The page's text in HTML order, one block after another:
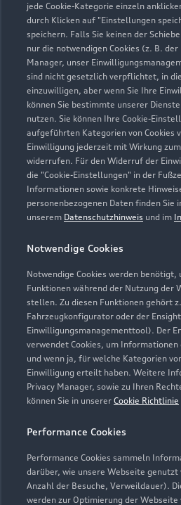
jede Cookie-Kategorie einzeln
durch Klicken auf "Einstellungen
speichern. Falls Sie keinen der
nur die notwendigen Cookies (z. B. der
Manager, unser
sind nicht gesetzlich verpflichtet, in
einzuwilligen, aber wenn Sie Ihre
können Sie bestimmte unserer
nutzen. Sie können Ihre Cookie-
aufgeführten Kategorien von Cookies
Einwilligung jederzeit mit Wirkung
widerrufen. Für den Widerruf der
die "Cookie-Einstellungen" in der
Informationen sowie konkrete
personenbezogenen Daten finden Sie
unserem Datenschutzhinweis und im
Notwendige Cookies
Notwendige Cookies werden benötigt,
Funktionen während der Nutzung der
stellen. Zu diesen Funktionen gehört
Fahrzeugkonfigurator oder der
Einwilligungsmanagementtool). Der
verwendet Cookies, um
und wenn ja, für welche Kategorien
Einwilligung erteilt haben. Weitere
Privacy Manager, sowie zu Ihren
können Sie in unserer Cookie Richtlinie
Performance Cookies
Performance Cookies sammeln
darüber, wie unsere Webseite genutzt
Anzahl der Besuche, Verweildauer).
werden zur Optimierung der Webseite
Ein Angebot der Audi Leasing,
Volkswagen Leasing GmbH,
Braunschweig, für Privatkunden
Einzelabnehmer.
Diese Leistung umfasst den
Übernahme der Kosten bis zu 35
Mietwagen). Der Partner
Ersatzmobilität. Die
Zusammenhang mit Leistungen,
abgedeckt werden. Sie wird für
Inspektion gewährt.
Dieses Angebot ergänzt die in den
Dienstleistung Inspektion und
Zweigniederlassung der
Braunschweig. Nur für Audi
Mietfahrzeuge mit einer Audi
Fahrzeugalter von 24 Monaten
Gesamtfahrleistung (Stichtag:
neuen Gebrauchtwagenkunden).
Einzelabnehmer sowie ausge
Junge Gebrauchtwagen sind
(AMF) oder Audi
einem Fahrzeugalter von max. 24
werden. Ausgenommen hiervon
Mietfahrzeuge der Marke Audi, die
externe Mietwagengesellschaften